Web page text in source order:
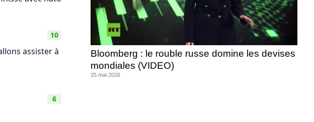
Bloomberg : le rouble russe domine les devises
mondiales (VIDEO)
25 mai 2026